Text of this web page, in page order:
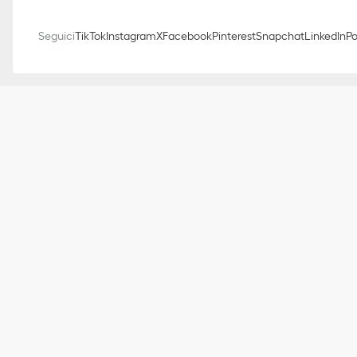
SeguiciTikTokInstagramXFacebookPinterestSnapchatLinkedIn